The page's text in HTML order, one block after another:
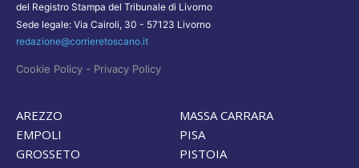
del Registro Stampa del Tribunale di Livorno
Sede legale: Via Cairoli, 30 - 57123 Livorno
redazione@corrieretoscano.it
Cookie Policy - Privacy Policy
AREZZO
EMPOLI
GROSSETO
MASSA CARRARA
PISA
PISTOIA